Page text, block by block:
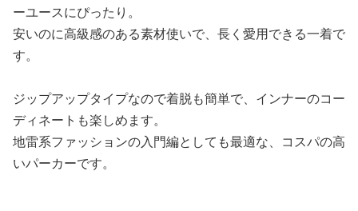
ーユースにぴったり。
安いのに高級感のある素材使いで、長く愛用できる一着で
す。
ジップアップタイプなので着脱も簡単で、インナーのコー
ディネートも楽しめます。
地雷系ファッションの入門編としても最適な、コスパの高
いパーカーです。